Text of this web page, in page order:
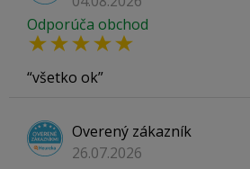
Odporúča obchod
všetko ok
Overený zákazník
26.07.2026